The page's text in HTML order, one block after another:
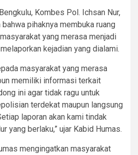
Kombes Pol. Ichsan Nur,
bahwa pihaknya membuka ruang
yang merasa menjadi
kejadian yang dialami.
masyarakat yang merasa
memiliki informasi terkait
ini agar tidak ragu untuk
terdekat maupun langsung
laporan akan kami tindak
yang berlaku,” ujar Kabid Humas.
mengingatkan masyarakat